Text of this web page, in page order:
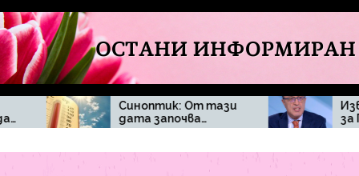
Синоптик: От тази
дата започва…
Извънредна новина
за Петър Стоянов и
твърденията, че ще